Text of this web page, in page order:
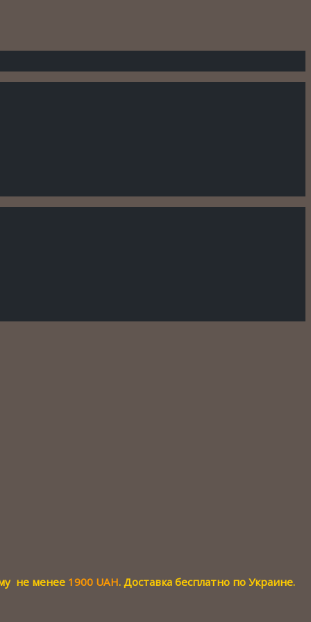
не менее 1900 UAH. Доставка бесплатно по Украине.